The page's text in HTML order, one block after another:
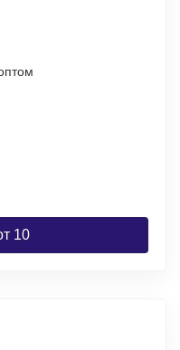
UNC / оптом
10